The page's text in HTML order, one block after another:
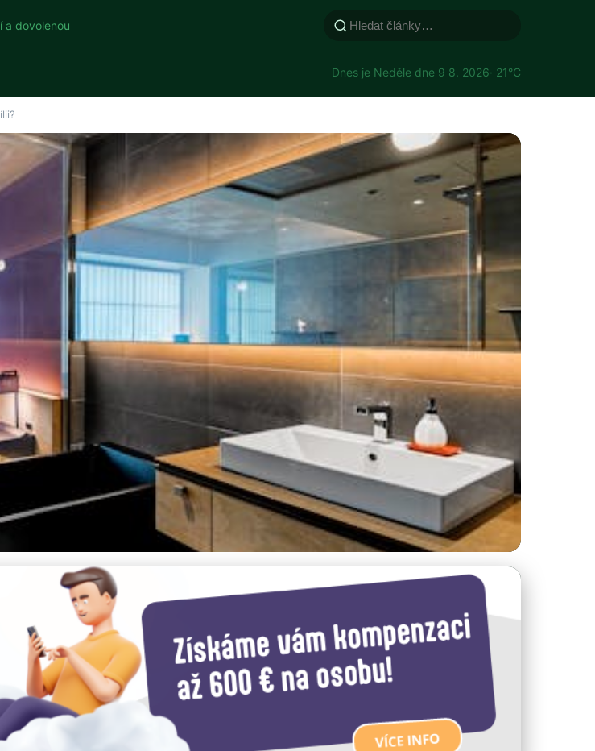
a dovolenou
Dnes je Neděle dne 9 8. 2026· 21°C
na Ubytování na Sicílii?